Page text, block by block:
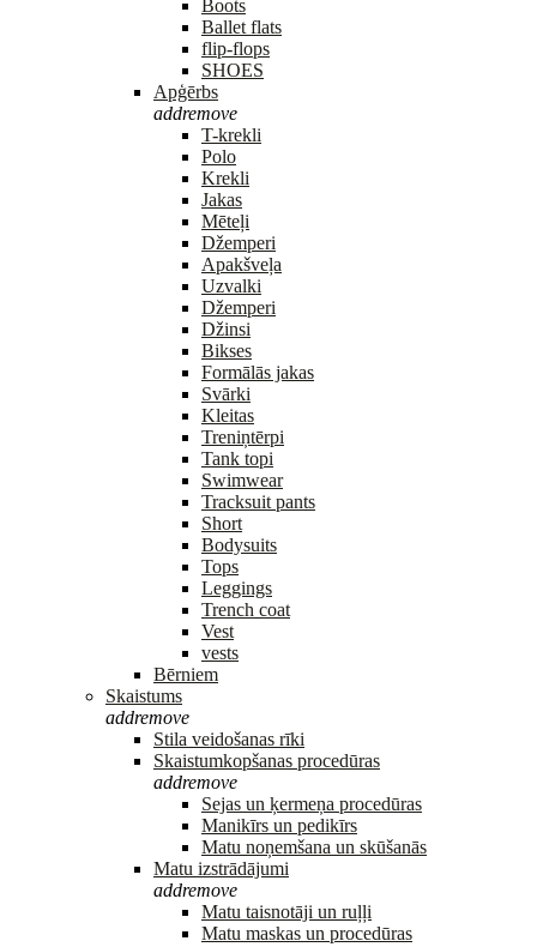
Boots
Ballet flats
flip-flops
SHOES
Apģērbs
addremove
T-krekli
Polo
Krekli
Jakas
Mēteļi
Džemperi
Apakšveļa
Uzvalki
Džemperi
Džinsi
Bikses
Formālās jakas
Svārki
Kleitas
Treniņtērpi
Tank topi
Swimwear
Tracksuit pants
Short
Bodysuits
Tops
Leggings
Trench coat
Vest
vests
Bērniem
Skaistums
addremove
Stila veidošanas rīki
Skaistumkopšanas procedūras
addremove
Sejas un ķermeņa procedūras
Manikīrs un pedikīrs
Matu noņemšana un skūšanās
Matu izstrādājumi
addremove
Matu taisnotāji un ruļļi
Matu maskas un procedūras